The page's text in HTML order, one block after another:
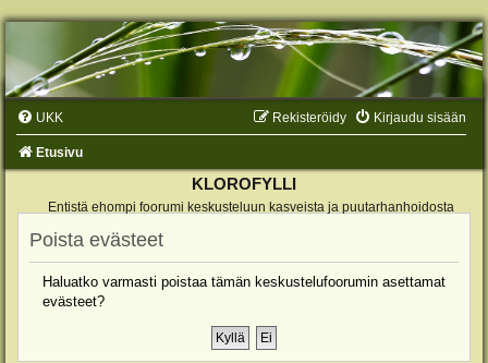
UKK Kirjaudu sisään
Rekisteröidy
Etusivu
KLOROFYLLI
Entistä ehompi foorumi keskusteluun kasveista ja puutarhanhoidosta
Poista evästeet
Haluatko varmasti poistaa tämän keskustelufoorumin asettamat
evästeet?